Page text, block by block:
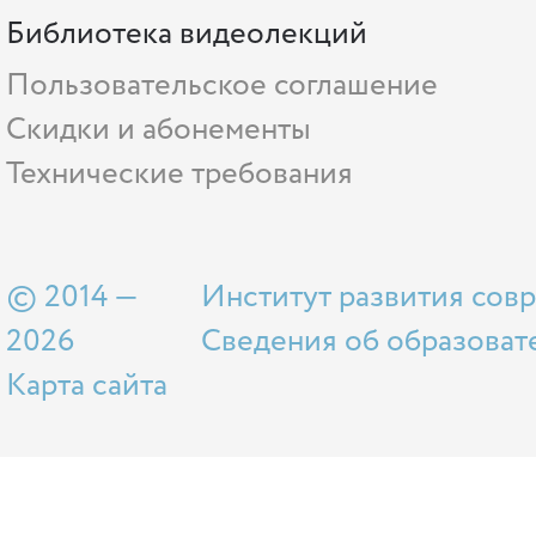
Библиотека видеолекций
Пользовательское соглашение
Скидки и абонементы
Технические требования
© 2014 —
2026
Карта сайта
Институт развития
Сведения об